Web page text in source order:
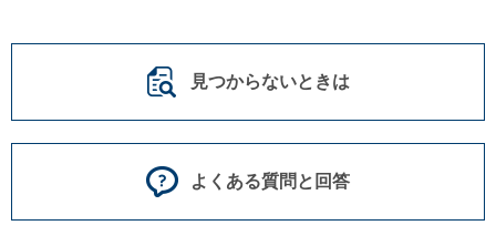
見つからないときは
よくある質問と回答